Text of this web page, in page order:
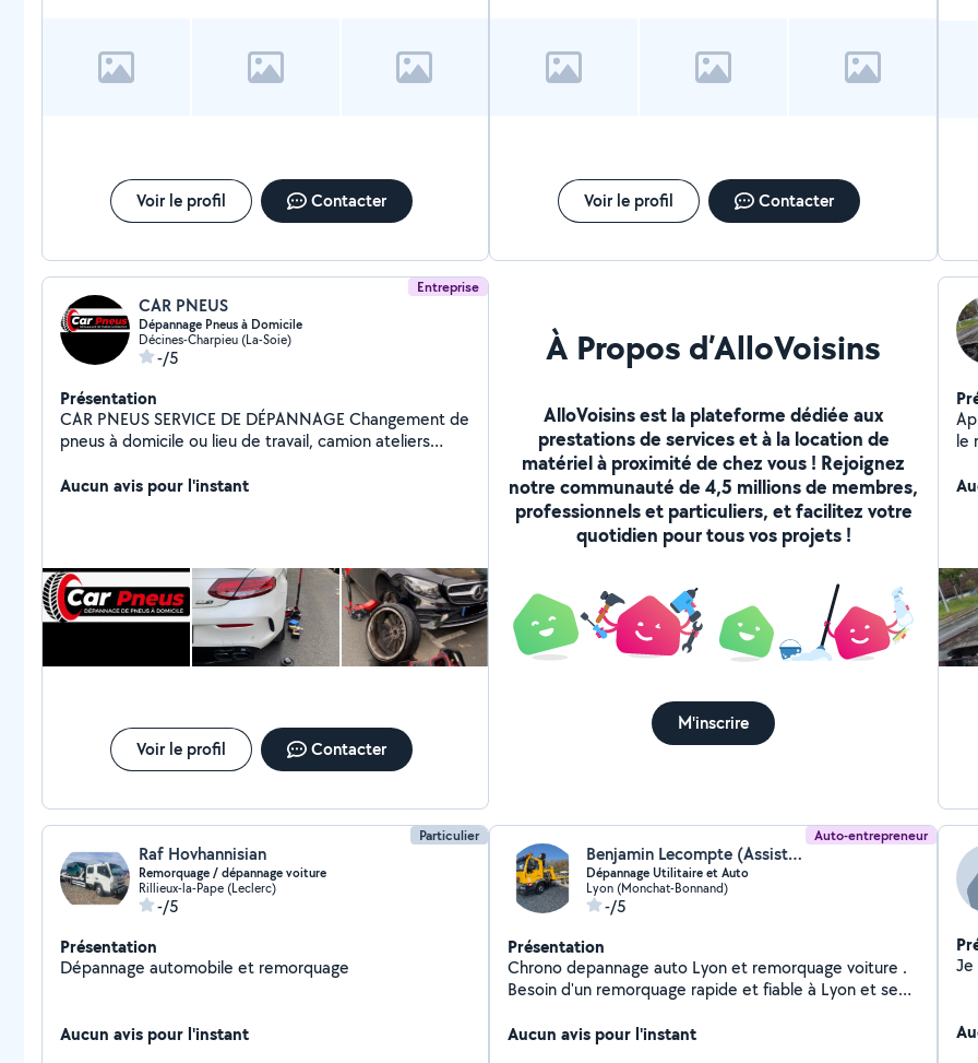
Voir le profil Contacter Voir le profil Contacter
Entreprise
CAR PNEUS
Dépannage Pneus à Domicile
Décines-Charpieu (La-Soie)
-/5
Présentation
CAR PNEUS SERVICE DE DÉPANNAGE Changement de
pneus à domicile ou lieu de travail, camion ateliers
directement sur place SERVICE DISPONIBLE 24h/24
crevaison réparation de pneus
Aucun avis pour l'instant
Voir le profil Contacter
À Propos d’AlloVoisins
AlloVoisins est la plateforme dédiée aux
prestations de services et à la location de
matériel à proximité de chez vous ! Rejoignez
notre communauté de 4,5 millions de membres,
professionnels et particuliers, et facilitez votre
quotidien pour tous vos projets !
M'inscrire
le
Particulier
Raf Hovhannisian
Remorquage / dépannage voiture
Rillieux-la-Pape (Leclerc)
-/5
Présentation
Dépannage automobile et remorquage
Aucun avis pour l'instant
Auto-entrepreneur
Benjamin Lecompte (Assistance Depannage auto moto utilitaire)
Dépannage Utilitaire et Auto
Lyon (Monchat-Bonnand)
-/5
Présentation
Chrono depannage auto Lyon et remorquage voiture .
Besoin d'un remorquage rapide et fiable à Lyon et ses
partenaire de confiance pour le dépannage et le
Aucun avis pour l'instant